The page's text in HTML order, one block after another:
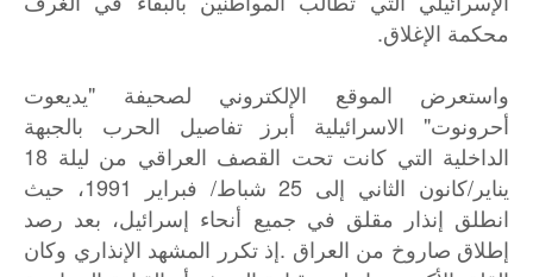
محكمة الإغلاق.
واستعرض الموقع الإلكتروني لصحيفة "يديعوت
أحرونوت" الاسرائيلية أبرز تفاصيل الحرب بالجبهة
الداخلية التي كانت تحت القصف العراقي من ليلة 18
يناير/كانون الثاني إلى 25 شباط/ فبراير 1991، حيث
انطلق إنذار مقلق في جميع أنحاء إسرائيل، بعد رصد
إطلاق صاروخ من العراق .إذ تكرر المشهد الإنذاري وكان